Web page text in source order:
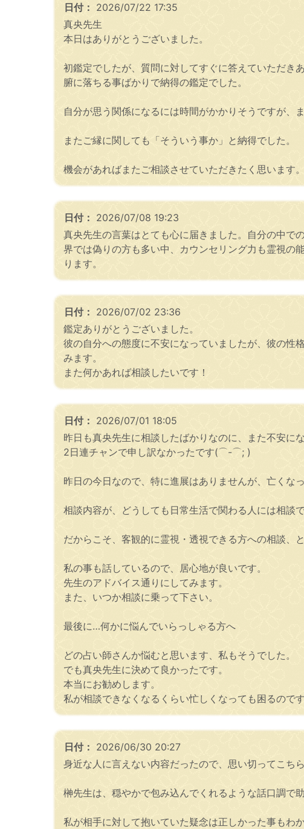
日付： 2026/07/22 17:35
真央先生
本日はありがとうございました。
初鑑定でしたが、質問に対してすぐに答えていただき
腑に落ちる事ばかりで納得の鑑定でした。
自分が思う関係になるには時間がかかりそうですが、
またご縁に関しても「そういう事か」と納得でした。
機会があればまたご相談させていただきたく思います。
日付： 2026/07/08 19:23
真央先生の言葉はとても心に届きました。自分の中で
界では偽りの方も多い中、カウンセリング力も霊視の
ります。
日付： 2026/07/02 23:36
鑑定ありがとうございました。
彼の自分への態度に不安になっていましたが、彼の性
みます。
また何かあれば相談したいです！
日付： 2026/07/01 18:05
昨日も真央先生に相談したばかりなのに、また不安に
2日連チャンで申し訳なかったです(⌒-⌒; )
昨日の今日なので、特に進展はありませんが、亡くな
相談内容が、どうしても日常生活で関わる人には相談
だからこそ、客観的に霊視・透視できる方への相談、
私の事も話しているので、居心地が良いです。
先生のアドバイス通りにしてみます。
また、いつか相談に乗って下さい。
最後に…何かに悩んでいらっしゃる方へ
どの占い師さんか悩むと思います、私もそうでした。
でも真央先生に決めて良かったです。
本当にお勧めします。
私が相談できなくなるくらい忙しくなっても困るのです
日付： 2026/06/30 20:27
身近な人に言えない内容だったので、思い切ってこち
榊先生は、穏やかで包み込んでくれるような話口調で助
私が相手に対して抱いていた疑念は正しかった事もわ